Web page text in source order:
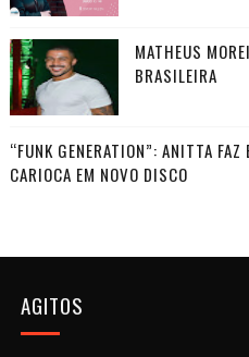
MATHEUS
BRASILEIRA
“FUNK GENERATION”: ANITTA
CARIOCA EM NOVO DISCO
AGITOS